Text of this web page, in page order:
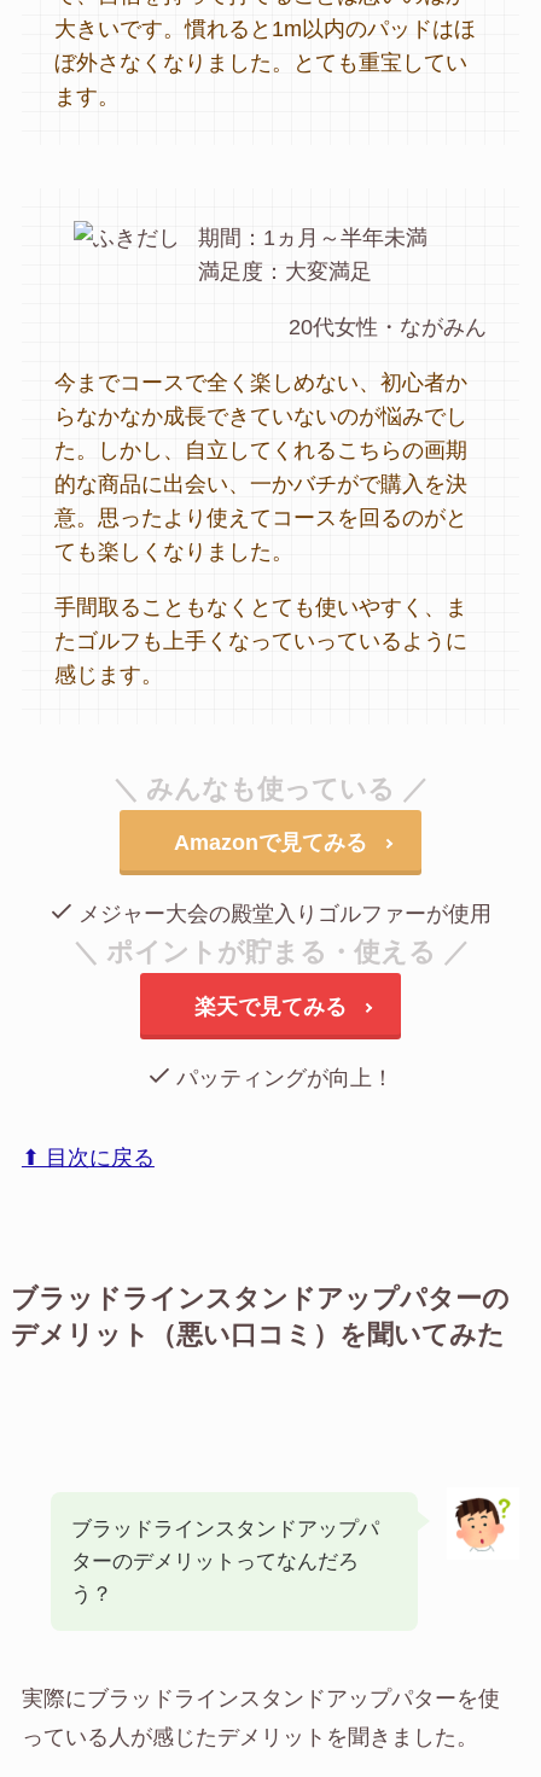
大きいです。慣れると1m以内のパッドはほ
ぼ外さなくなりました。とても重宝してい
ます。
期間：1ヵ月～半年未満
満足度：大変満足
20代女性・ながみん
今までコースで全く楽しめない、初心者か
らなかなか成長できていないのが悩みでし
た。しかし、自立してくれるこちらの画期
的な商品に出会い、一かバチがで購入を決
意。思ったより使えてコースを回るのがと
ても楽しくなりました。
手間取ることもなくとても使いやすく、ま
たゴルフも上手くなっていっているように
感じます。
＼ みんなも使っている ／
Amazonで見てみる
メジャー大会の殿堂入りゴルファーが使用
＼ ポイントが貯まる・使える ／
楽天で見てみる
パッティングが向上！
⬆︎ 目次に戻る
ブラッドラインスタンドアップパターの
デメリット（悪い口コミ）を聞いてみた
ブラッドラインスタンドアップパ
ターのデメリットってなんだろ
う？
実際にブラッドラインスタンドアップパターを使
っている人が感じたデメリットを聞きました。